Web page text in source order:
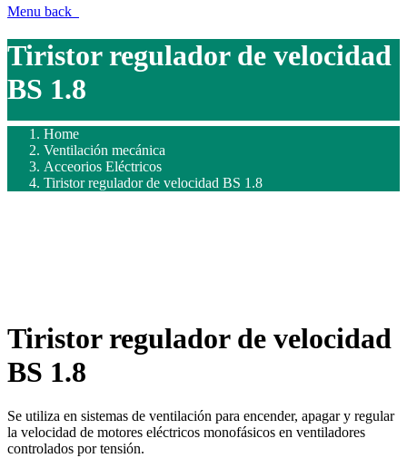
Menu back
Tiristor regulador de velocidad
BS 1.8
Home
Ventilación mecánica
Acceorios Eléctricos
Tiristor regulador de velocidad BS 1.8
Tiristor regulador de velocidad
BS 1.8
Se utiliza en sistemas de ventilación para encender, apagar y regular
la velocidad de motores eléctricos monofásicos en ventiladores
controlados por tensión.